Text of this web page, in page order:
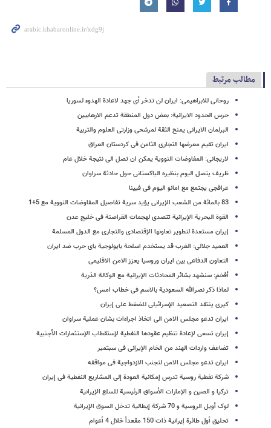
مطالب مرتبط
روحانی للابراهیمی: ایران لن تدخر أی جهد لاعادة الهدوء لسوریا
حرس الحدود الایرانیة: بعض دول المنطقة تدعم الارهابیین
البرلمان الایرانی یمنح الثقة لمرشحی وزارتی العلوم والتربیة
ایران تقیم معرضها التجاری الثامن فی کردستان العراق
لاریجانی: المفاوضات النوویة یمکن ان تصل الى نتیجة خلال عام
ظریف یتصل الیوم بنظیره الباکستانی حول حادثة سراوان
عراقجی یجتمع مع امانو الیوم فی فیینا
83 بالمائة من الشعب الإیرانی یؤید سریة تفاصیل المفاوضات النوویة مع 5+1
القوة البحریة الإیرانیة تتصدی لهجمات القراصنة فی خلیج عدن
إیران مستعدة لتطویر تعاونها الإقتصادی والتجاری مع الدول المسلمة
العمید جلالی: الغرب قد یستخدم اسلحة بایولوجیة بای حرب ضد ایران
التعاون الدفاعی بین ایران وروسیا یعزز الامن الاقلیمی
أفخم: سنشهد بشائر المحادثات الإیرانیة مع الوکالة الذریة
لماذا ذکر نصرالله السعودیة بالاسم فی خطاب امس؟
کیری ینتقد التصعید الإسرائیلی للضغط علی إیران
ایران تدعو مجلس الامن الی اتخاذ اجراءات بشان عملیة سراوان
إیران تسعی لإعادة تنظیم عقودها النفطیة لإستقطاب الإستثمارات الأجنبیة
تضاعف واردات الهند من الخام الإیرانی فی سبتمبر
ایران تدعو مجلس الامن لتجنب الازدواجیة فی مواقفه
شرکة نفطیة روسیة تدرس إمکانیة العودة إلی المشاریع النفطیة فی إیران
ترکیا و الصین و الإمارات الأسواق الرئیسیة للسلع الإیرانیة
لوک أویل الروسیة و 70 شرکة إیطالیة تدخل السوق الإیرانیة
تحلیق أول طائرة إیرانیة ذات 150 مقعداً خلال 4 أعوام